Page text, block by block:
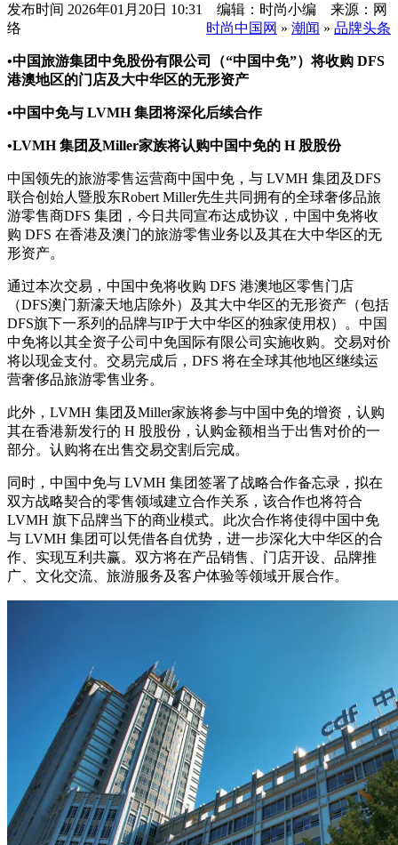
发布时间 2026年01月20日 10:31 编辑：时尚小编 来源：网
络
时尚中国网 » 潮闻 » 品牌头条
•中国旅游集团中免股份有限公司（“中国中免”）将收购 DFS
港澳地区的门店及大中华区的无形资产
•中国中免与 LVMH 集团将深化后续合作
•LVMH 集团及Miller家族将认购中国中免的 H 股股份
中国领先的旅游零售运营商中国中免，与 LVMH 集团及DFS
联合创始人暨股东Robert Miller先生共同拥有的全球奢侈品旅
游零售商DFS 集团，今日共同宣布达成协议，中国中免将收
购 DFS 在香港及澳门的旅游零售业务以及其在大中华区的无
形资产。
通过本次交易，中国中免将收购 DFS 港澳地区零售门店
（DFS澳门新濠天地店除外）及其大中华区的无形资产（包括
DFS旗下一系列的品牌与IP于大中华区的独家使用权）。中国
中免将以其全资子公司中免国际有限公司实施收购。交易对价
将以现金支付。交易完成后，DFS 将在全球其他地区继续运
营奢侈品旅游零售业务。
此外，LVMH 集团及Miller家族将参与中国中免的增资，认购
其在香港新发行的 H 股股份，认购金额相当于出售对价的一
部分。认购将在出售交易交割后完成。
同时，中国中免与 LVMH 集团签署了战略合作备忘录，拟在
双方战略契合的零售领域建立合作关系，该合作也将符合
LVMH 旗下品牌当下的商业模式。此次合作将使得中国中免
与 LVMH 集团可以凭借各自优势，进一步深化大中华区的合
作、实现互利共赢。双方将在产品销售、门店开设、品牌推
广、文化交流、旅游服务及客户体验等领域开展合作。